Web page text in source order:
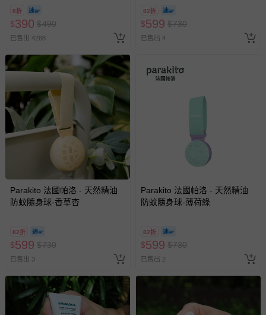
國際航空、客運、訂房等服務。
其他常見問題：
運送服務：目前提供的運送僅限台灣本島。如您位於離島地
區，可能會無法配送，或須依據商品需加收離島運費。廠商
亦保留出貨與否的權利。離島、偏遠地區、樓層親送等加價
費用，可能會另需加收。
商品實際的配達日期，可於訂單個人資料內的查詢訂單內，
已出貨通知之訊息為主。
如您收到商品，請依正常流程檢查是否完好，若商品遇瑕疵
情形，您可申請更換新品或退貨，請見：退貨的辦理流程
式、折價券與購物金的使用、退貨及商品運送方式等有疑
問，你可詳見：
媽咪愛客服中心。
預購商品：預購為海外同步代購，遇缺貨即會通知媽咪並協
助取消退款事宜。
商品如因「價格、組合」等錯誤原因，導致無法安排出貨，
會主動以簡訊及mail通知訂單取消事宜，並將提供適當補
8/30 (電子票券，於展期現場憑
訂單編號兌換，逾期作廢) (大
人小孩均一價(3歲以上需購票))
8折
$390 $490
已售出 4288
82折
$599 $730
已售出 4
Parakito 法國帕洛 - 天然精油
防蚊隨身球-香草杏
82折
$599 $730
已售出 3
Parakito 法國帕洛 - 天然精油
防蚊隨身球-薄荷綠
82折
$599 $730
已售出 2